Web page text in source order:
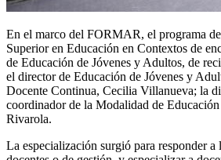
En el marco del FORMAR, el programa
Superior en Educación en Contextos de
de Educación de Jóvenes y Adultos, de
el director de Educación de Jóvenes y
Docente Continua, Cecilia Villanueva; la
coordinador de la Modalidad de
Rivarola.
La especialización surgió para responder